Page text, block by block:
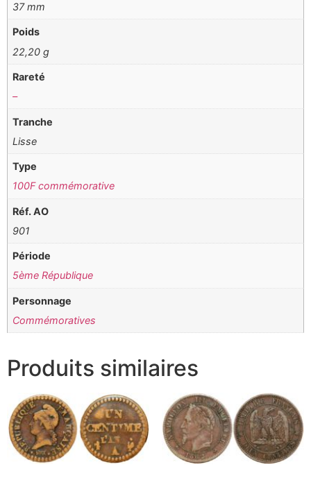
37 mm
Poids
22,20 g
Rareté
–
Tranche
Lisse
Type
100F commémorative
Réf. AO
901
Période
5ème République
Personnage
Commémoratives
Produits similaires